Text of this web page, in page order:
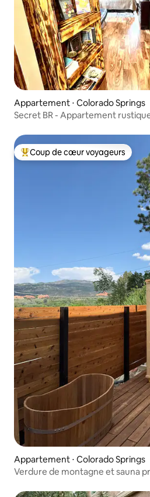
Appartement ⋅ Colorado Springs
Secret BR - Appartement
Coups de cœur voyageurs les
Coup de cœur voyageurs
Appartement ⋅ Colorado Springs
Verdure de montagne et sauna